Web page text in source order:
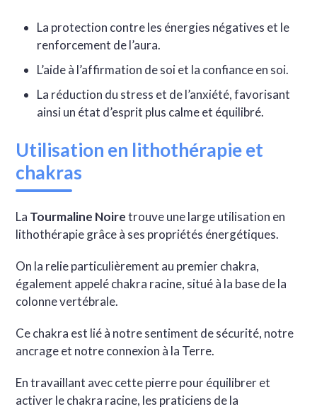
La protection contre les énergies négatives et le
renforcement de l’aura.
L’aide à l’affirmation de soi et la confiance en soi.
La réduction du stress et de l’anxiété, favorisant
ainsi un état d’esprit plus calme et équilibré.
Utilisation en lithothérapie et
chakras
La Tourmaline Noiretrouve une large utilisation en
lithothérapie grâce à ses propriétés énergétiques.
On la relie particulièrement au premier chakra,
également appelé chakra racine, situé à la base de la
colonne vertébrale.
Ce chakra est lié à notre sentiment de sécurité, notre
ancrage et notre connexion à la Terre.
En travaillant avec cette pierre pour équilibrer et
activer le chakra racine, les praticiens de la